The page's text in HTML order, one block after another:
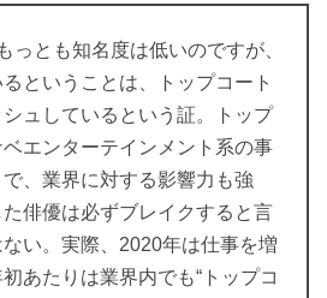
っとも知名度は低いのですが、
ということは、トップコート
ュしているという証。トップ
エンターテインメント系の事
、業界に対する影響力も強
俳優は必ずブレイクすると言
い。実際、2020年は仕事を増
あたりは業界内でも“トップコ